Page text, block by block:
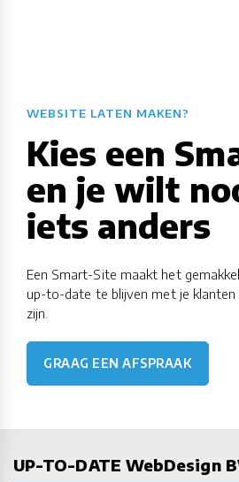
WEBSITE LATEN MAKEN?
Kies een
en je wilt
iets anders
Een Smart-Site maakt het
up-to-date te blijven met je
zijn.
GRAAG EEN AFSPRAAK
UP-TO-DATE WebDesign